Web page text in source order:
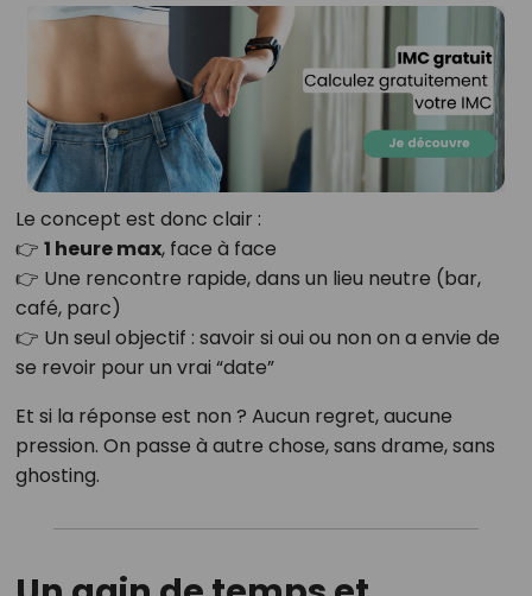
Le concept est donc clair :
👉 1 heure max, face à face
👉 Une rencontre rapide, dans un lieu neutre (bar,
café, parc)
👉 Un seul objectif : savoir si oui ou non on a envie de
se revoir pour un vrai “date”
Et si la réponse est non ? Aucun regret, aucune
pression. On passe à autre chose, sans drame, sans
ghosting.